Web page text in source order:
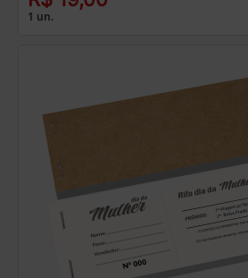
1 un.